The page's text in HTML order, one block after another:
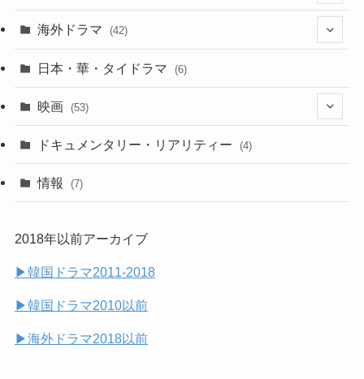
(25)
(27)
(32)
(25)
海外ドラマ (42)
(7)
日本・華・タイドラマ (6)
映画 (53)
(9)
(14)
(7)
ドキュメンタリー・リアリティー (4)
情報 (7)
2018年以前アーカイブ
▶︎韓国ドラマ2011-2018
▶︎韓国ドラマ2010以前
▶︎海外ドラマ2018以前